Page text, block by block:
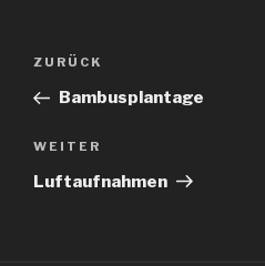
Beitragsnavigation
Vorheriger
Beitrag
ZURÜCK
Bambusplantage
Nächster
Beitrag
WEITER
Luftaufnahmen